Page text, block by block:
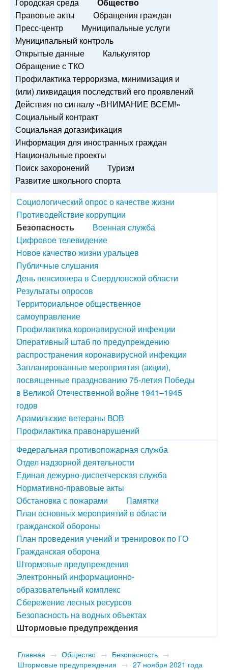
Правовые акты
Обращения граждан
Пресс-центр
Муниципальные услуги
Муниципальный контроль
Открытые данные
Калькулятор
Обращение с ТКО
Профилактика терроризма, минимизация и
(или) ликвидация последствий его проявлений
Действия по сигналу «ВНИМАНИЕ ВСЕМ!»
Социальный контракт
Социальная догазификация
Информация для иностранных граждан
Национальные проекты
Поиск захоронений
Туризм
Развитие школьного спорта
Социологический опрос о качестве жизни
Противодействие коррупции
Безопасность
Военная служба
Цифровое телевидение
Новое качество жизни уральцев
Публичные слушания
День пенсионера в Свердловской области
Результаты опросов
Территориальное общественное
самоуправление
Профилактика коронавирусной инфекции
Оперативный штаб по предупреждению
распространения коронавирусной инфекции
Запланированные мероприятия (акции),
посвященные празднованию 75-летия Победы
в Великой Отечественной войне 1941–1945
годов
Арамильские ветераны ВОВ
Профилактика правонарушений
Федеральная противопожарная служба
Отдел надзорной деятельности
Единая дежурно-диспетчерская служба
Нормативно-правовые акты
Обстановка с пожарами
Памятки
План основных мероприятий в области
гражданской обороны
План проведения учений и тренировок по ГО
Гражданская оборона
Штормовые предупреждения
Электронный информационно-
образовательный комплекс
Сбережение лесных ресурсов
Безопасность на водных объектах
Штормовые предупреждения
Главная → Общество → Безопасность →
Штормовые предупреждения → 27 ноября 2021 года